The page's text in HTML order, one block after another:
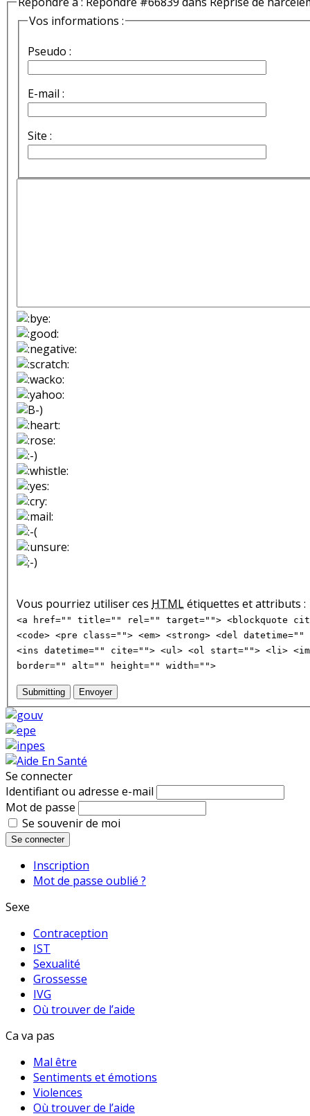
Vos informations :
Pseudo :
E-mail :
Site :
Vous pourriez utiliser ces HTMLétiquettes et attributs :
<a href="" title="" rel="" target=""> <blockquote
<code> <pre class=""> <em> <strong> <del
<ins datetime="" cite=""> <ul> <ol start=""> <li>
border="" alt="" height="" width="">
Submitting Envoyer
Se connecter
Identifiant ou adresse e-mail
Mot de passe
Se souvenir de moi
Se connecter
Inscription
Mot de passe oublié ?
Sexe
Contraception
IST
Sexualité
Grossesse
IVG
Où trouver de l’aide
Ca va pas
Mal être
Sentiments et émotions
Violences
Où trouver de l’aide